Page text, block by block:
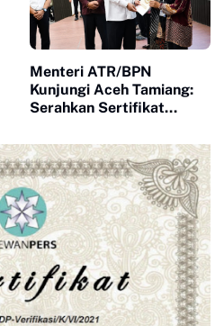
Menteri ATR/BPN
Kunjungi Aceh Tamiang:
Serahkan Sertifikat
Pastikan Kepastian
Hukum Tanah